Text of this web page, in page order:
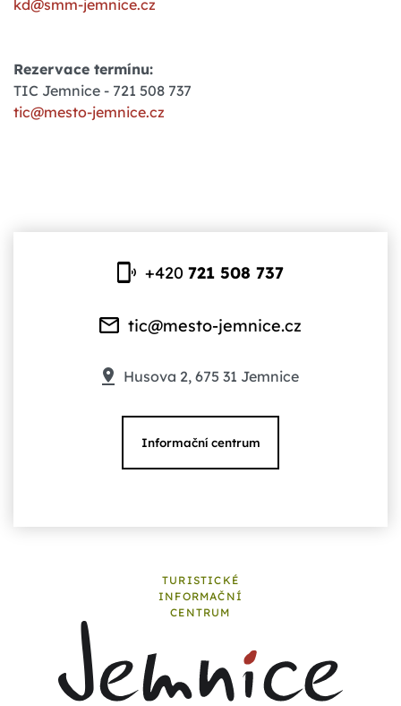
kd@smm-jemnice.cz
Rezervace termínu:
TIC Jemnice - 721 508 737
tic@mesto-jemnice.cz
+420721 508 737
tic@mesto-jemnice.cz
Husova 2, 675 31 Jemnice
Informační centrum
TURISTICKÉ
INFORMAČNÍ
CENTRUM